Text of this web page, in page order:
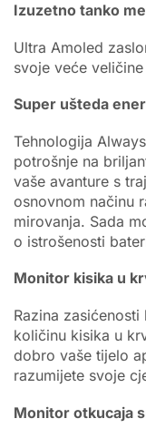
Izuzetno tanko
Ultra Amoled
svoje veće
Super ušteda
Tehnologija
potrošnje na
vaše avanture s
osnovnom načinu
mirovanja. Sada
o istrošenosti
Monitor kisika u
Razina
količinu kisika u
dobro vaše tijelo
razumijete svoje
Monitor otkucaja